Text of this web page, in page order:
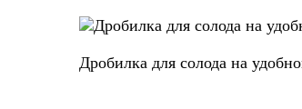
Дробилка для солода на